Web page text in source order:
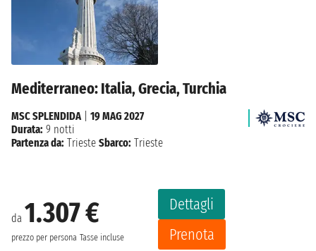
Mediterraneo: Italia, Grecia, Turchia
da 1.307 €
prezzo per persona Tasse incluse
Dettagli
Prenota
MSC SPLENDIDA| 19 MAG 2027
Durata: 9 notti
Partenza da: Trieste Sbarco: Trieste